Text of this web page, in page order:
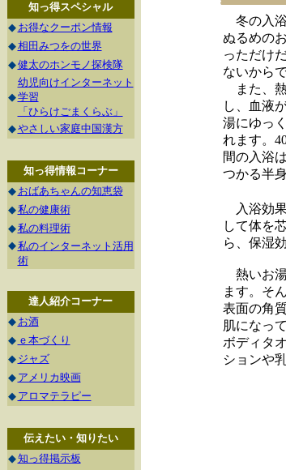
知っ得スペシャル
◆ お得なクーポン情報
◆相田みつをの世界
◆健太のホンモノ探検隊
◆
幼児向けインターネット
学習
「ひらけごまくらぶ」
◆やさしい家庭中国漢方
知っ得情報コーナー
◆ おばあちゃんの知恵袋
◆私の健康術
◆私の料理術
◆私のインターネット活用
術
達人紹介コーナー
◆ お酒
◆ ｅ本づくり
◆ ジャズ
◆ アメリカ映画
◆ アロマテラピー
伝えたい・知りたい
◆知っ得掲示板
冬の入
ぬるめの
っただけ
ないからで
また、熱
し、血液
湯にゆっ
れます。
間の入浴
つかる半
入浴効果
して体を
ら、保湿
熱いお湯
ます。そ
表面の角
肌になっ
ボディタ
ションや